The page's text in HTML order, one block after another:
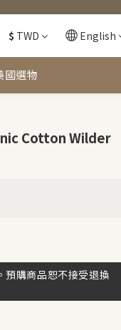
$ TWD English
國選物
Cotton Wilder
預購商品恕不接受退換